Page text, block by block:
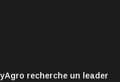
recherche un leader